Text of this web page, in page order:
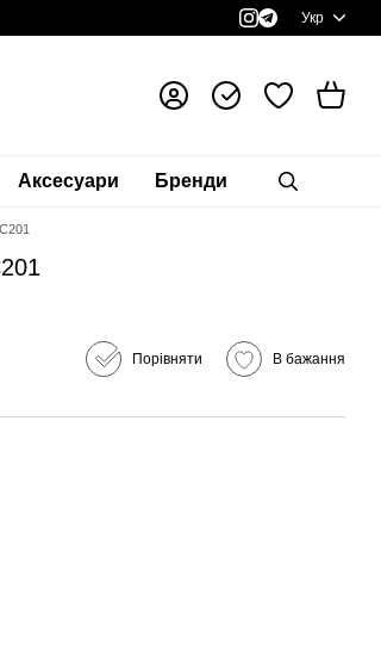
Укр
Аксесуари Бренди
Порівняти В бажання